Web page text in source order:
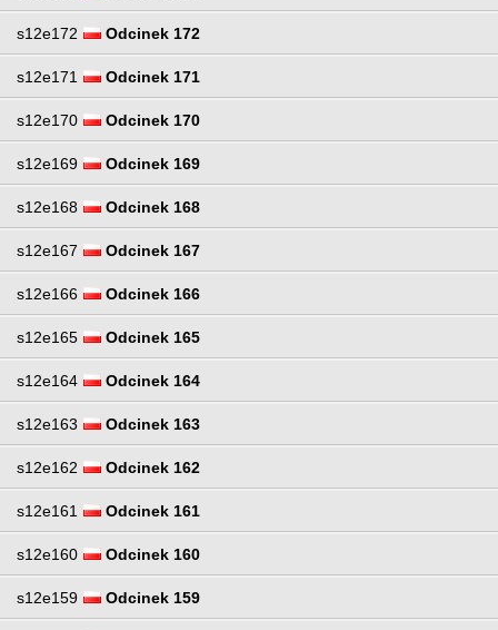
s12e172 Odcinek 172
s12e171 Odcinek 171
s12e170 Odcinek 170
s12e169 Odcinek 169
s12e168 Odcinek 168
s12e167 Odcinek 167
s12e166 Odcinek 166
s12e165 Odcinek 165
s12e164 Odcinek 164
s12e163 Odcinek 163
s12e162 Odcinek 162
s12e161 Odcinek 161
s12e160 Odcinek 160
s12e159 Odcinek 159